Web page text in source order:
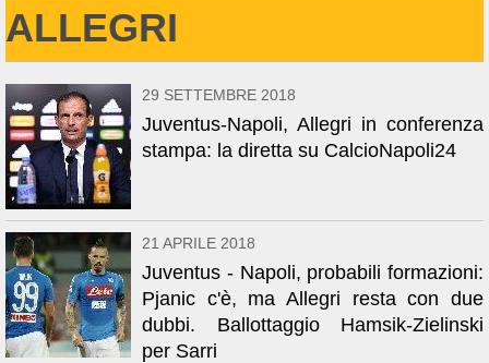
ALLEGRI
29 SETTEMBRE 2018
Juventus-Napoli, Allegri in conferenza
stampa: la diretta su CalcioNapoli24
21 APRILE 2018
Juventus - Napoli, probabili formazioni:
Pjanic c'è, ma Allegri resta con due
dubbi. Ballottaggio Hamsik-Zielinski
per Sarri